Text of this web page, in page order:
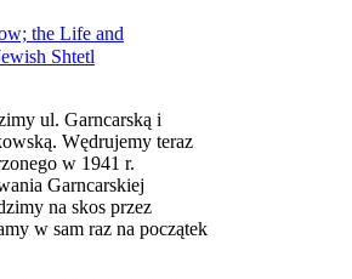
the Life and
Shtetl
ul. Garncarską i
Wędrujemy teraz
w 1941 r.
Garncarskiej
na skos przez
w sam raz na początek